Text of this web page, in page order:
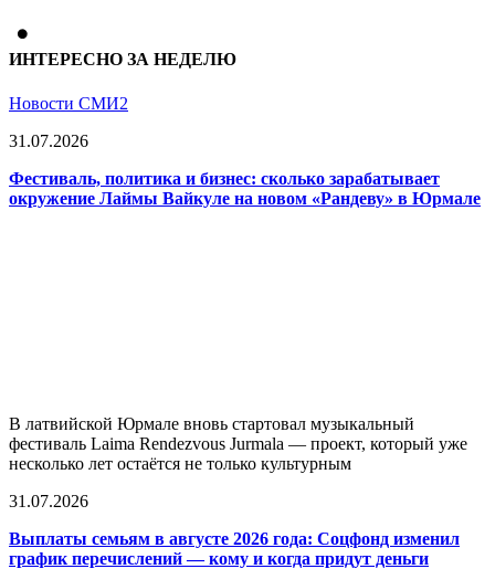
ИНТЕРЕСНО ЗА НЕДЕЛЮ
Новости СМИ2
31.07.2026
Фестиваль, политика и бизнес: сколько зарабатывает
окружение Лаймы Вайкуле на новом «Рандеву» в Юрмале
В латвийской Юрмале вновь стартовал музыкальный
фестиваль Laima Rendezvous Jurmala — проект, который уже
несколько лет остаётся не только культурным
31.07.2026
Выплаты семьям в августе 2026 года: Соцфонд изменил
график перечислений — кому и когда придут деньги